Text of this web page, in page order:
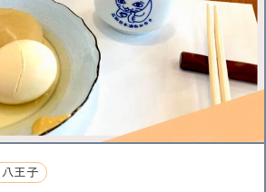
お菓子 三鷹
八王子
ト 特集
特集分割版
イタリアン 国立
武蔵小金井
子 スイーツ
写真
中野サンプラザ
中野ブロードウェイ
歴史 アニメ
杉並区
処理場
立川 サポート記事
王子